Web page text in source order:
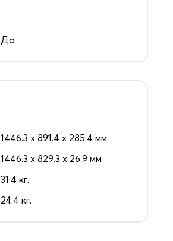
Да
1446.3 x 891.4 x 285.4 мм
1446.3 x 829.3 x 26.9 мм
31.4 кг.
24.4 кг.